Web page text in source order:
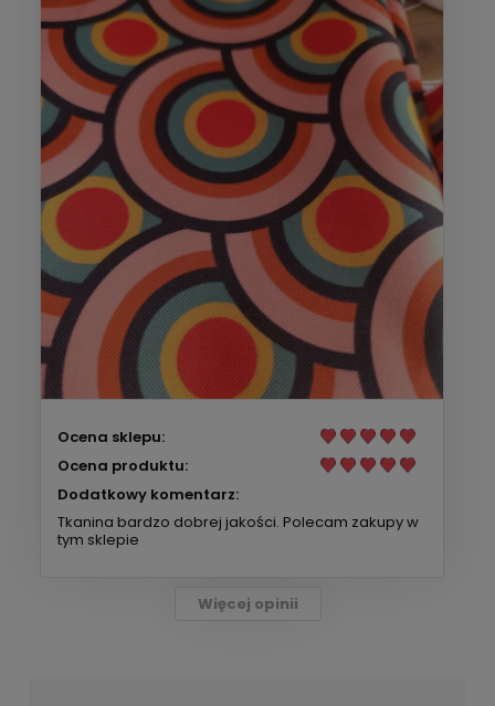
Ocena sklepu:
Ocena produktu:
Dodatkowy komentarz:
Tkanina bardzo dobrej jakości. Polecam zakupy w
tym sklepie
Więcej opinii